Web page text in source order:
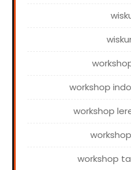
workshop
workshop
workshop